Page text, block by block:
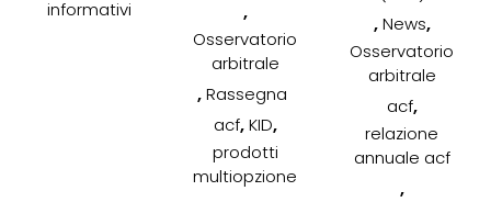
informativi
,
Osservatorio
arbitrale
,Rassegna
acf,KID,
prodotti
multiopzione
,News,
Osservatorio
arbitrale
acf,
relazione
annuale acf
,